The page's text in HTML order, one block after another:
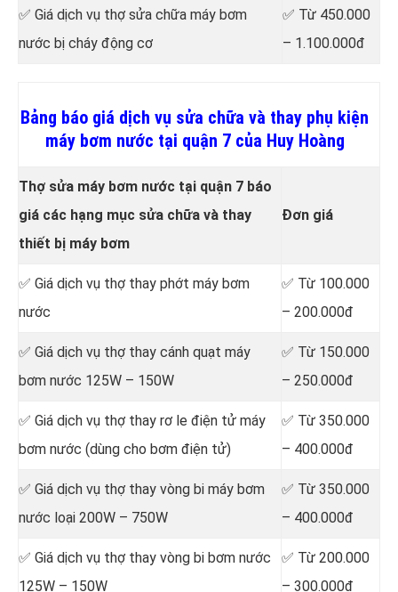
✅ Giá dịch vụ thợ sửa chữa máy bơm
nước bị cháy động cơ
✅ Từ 450.000
– 1.100.000đ
Bảng báo giá dịch vụ sửa chữa và thay phụ kiện
máy bơm nước tại quận 7 của Huy Hoàng
Thợ sửa máy bơm nước tại quận 7 báo
giá các hạng mục sửa chữa và thay
thiết bị máy bơm
Đơn giá
✅ Giá dịch vụ thợ thay phớt máy bơm
nước
✅ Từ 100.000
– 200.000đ
✅ Giá dịch vụ thợ thay cánh quạt máy
bơm nước 125W – 150W
✅ Từ 150.000
– 250.000đ
✅ Giá dịch vụ thợ thay rơ le điện tử máy
bơm nước (dùng cho bơm điện tử)
✅ Từ 350.000
– 400.000đ
✅ Giá dịch vụ thợ thay vòng bi máy bơm
nước loại 200W – 750W
✅ Từ 350.000
– 400.000đ
✅ Giá dịch vụ thợ thay vòng bi bơm nước
125W – 150W
✅ Từ 200.000
– 300.000đ